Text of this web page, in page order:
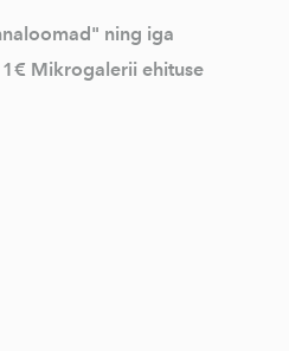
ning iga
Mikrogalerii ehituse